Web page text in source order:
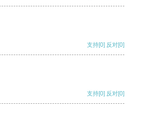
支持[0] 反对[0]
支持[0] 反对[0]